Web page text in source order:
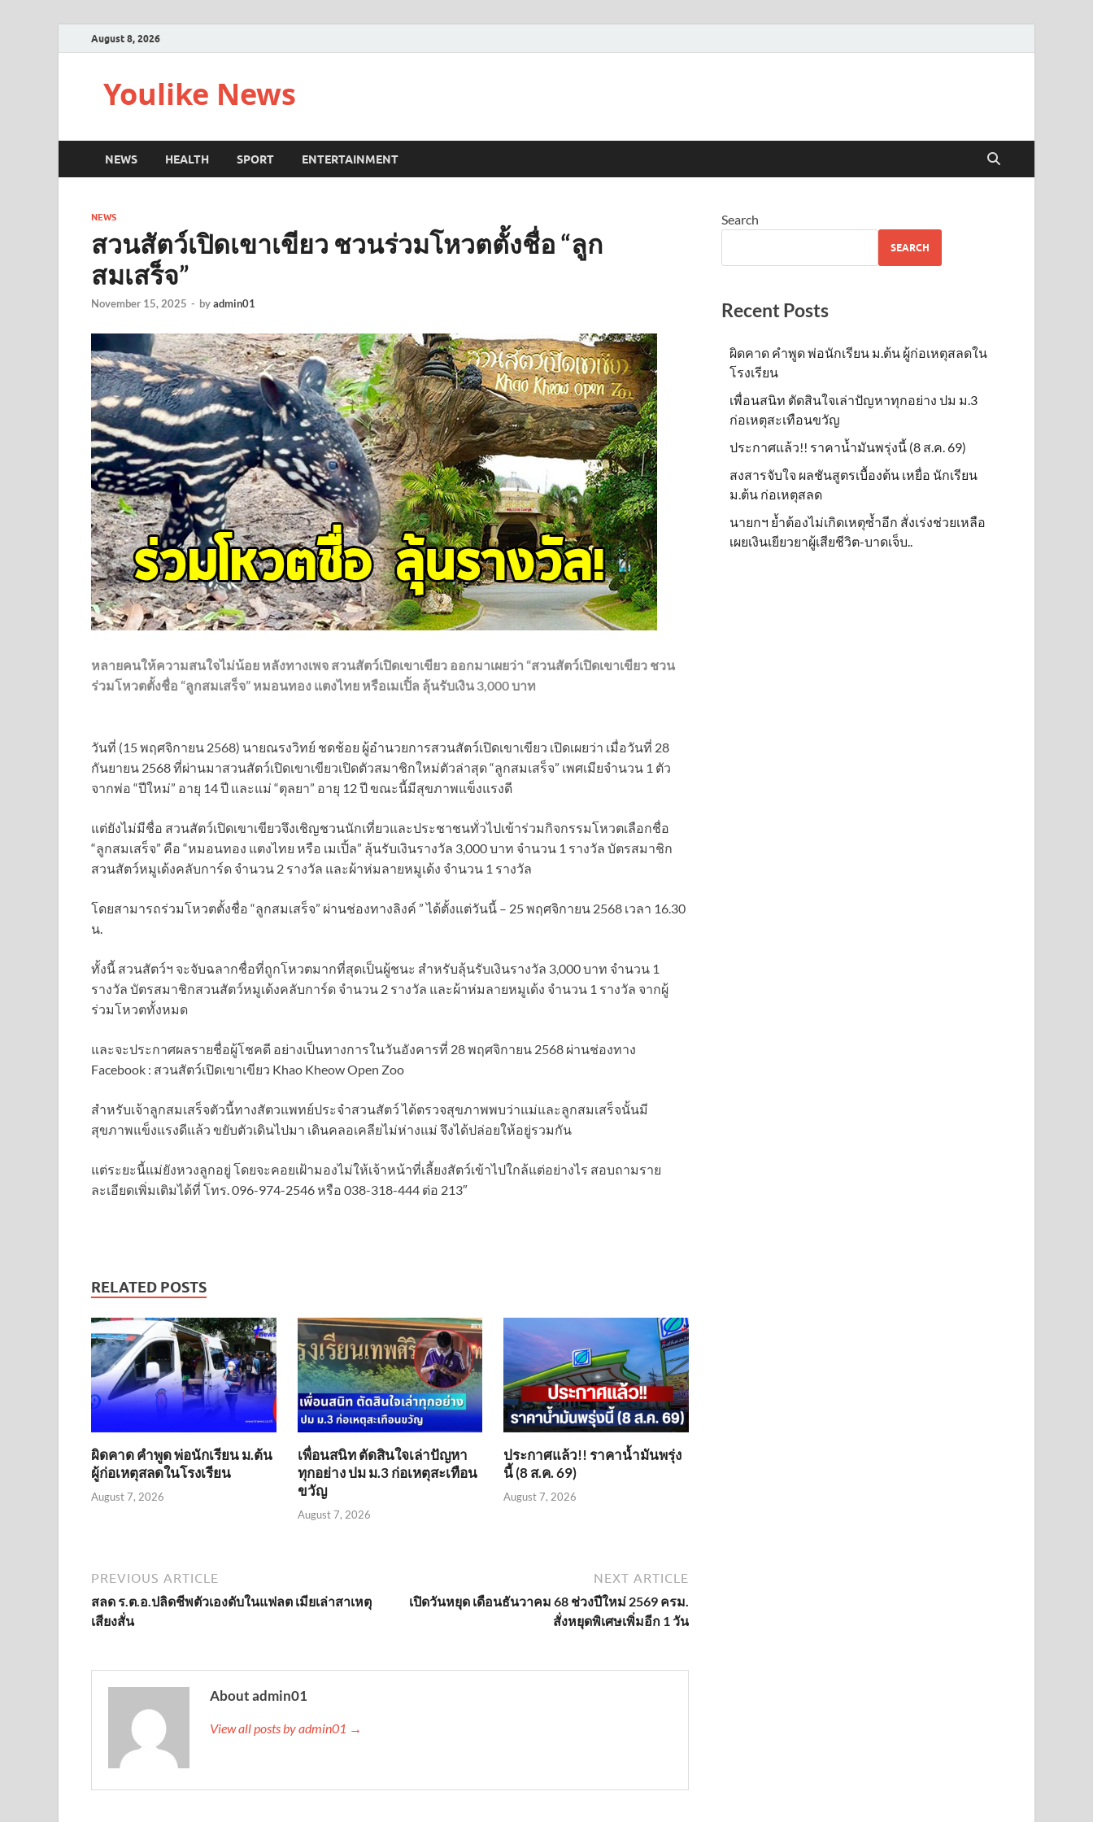
August 8, 2026
Youlike News
NEWS HEALTH SPORT ENTERTAINMENT
NEWS
สวนสัตว์เปิดเขาเขียว ชวนร่วมโหวตตั้งชื่อ “ลูก
สมเสร็จ”
November 15, 2025 - byadmin01
หลายคนให้ความสนใจไม่น้อย หลังทางเพจ สวนสัตว์เปิดเขาเขียว ออกมาเผยว่า “สวนสัตว์เปิดเขาเขียว ชวน
ร่วมโหวตตั้งชื่อ “ลูกสมเสร็จ” หมอนทอง แตงไทย หรือเมเปิ้ล ลุ้นรับเงิน 3,000 บาท
วันที่ (15 พฤศจิกายน 2568) นายณรงวิทย์ ชดช้อย ผู้อำนวยการสวนสัตว์เปิดเขาเขียว เปิดเผยว่า เมื่อวันที่ 28
กันยายน 2568 ที่ผ่านมาสวนสัตว์เปิดเขาเขียวเปิดตัวสมาชิกใหม่ตัวล่าสุด “ลูกสมเสร็จ” เพศเมียจำนวน 1 ตัว
จากพ่อ “ปีใหม่” อายุ 14 ปี และแม่ “ตุลยา” อายุ 12 ปี ขณะนี้มีสุขภาพแข็งแรงดี
แต่ยังไม่มีชื่อ สวนสัตว์เปิดเขาเขียวจึงเชิญชวนนักเที่ยวและประชาชนทั่วไปเข้าร่วมกิจกรรมโหวตเลือกชื่อ
“ลูกสมเสร็จ” คือ “หมอนทอง แตงไทย หรือ เมเปิ้ล” ลุ้นรับเงินรางวัล 3,000 บาท จำนวน 1 รางวัล บัตรสมาชิก
สวนสัตว์หมูเด้งคลับการ์ด จำนวน 2 รางวัล และผ้าห่มลายหมูเด้ง จำนวน 1 รางวัล
โดยสามารถร่วมโหวตตั้งชื่อ “ลูกสมเสร็จ” ผ่านช่องทางลิงค์ ” ได้ตั้งแต่วันนี้ – 25 พฤศจิกายน 2568 เวลา 16.30
น.
ทั้งนี้ สวนสัตว์ฯ จะจับฉลากชื่อที่ถูกโหวตมากที่สุดเป็นผู้ชนะ สำหรับลุ้นรับเงินรางวัล 3,000 บาท จำนวน 1
รางวัล บัตรสมาชิกสวนสัตว์หมูเด้งคลับการ์ด จำนวน 2 รางวัล และผ้าห่มลายหมูเด้ง จำนวน 1 รางวัล จากผู้
ร่วมโหวตทั้งหมด
และจะประกาศผลรายชื่อผู้โชคดี อย่างเป็นทางการในวันอังคารที่ 28 พฤศจิกายน 2568 ผ่านช่องทาง
Facebook : สวนสัตว์เปิดเขาเขียว Khao Kheow Open Zoo
สำหรับเจ้าลูกสมเสร็จตัวนี้ทางสัตวแพทย์ประจำสวนสัตว์ ได้ตรวจสุขภาพพบว่าแม่และลูกสมเสร็จนั้นมี
สุขภาพแข็งแรงดีแล้ว ขยับตัวเดินไปมา เดินคลอเคลียไม่ห่างแม่ จึงได้ปล่อยให้อยู่รวมกัน
แต่ระยะนี้แม่ยังหวงลูกอยู่ โดยจะคอยเฝ้ามองไม่ให้เจ้าหน้าที่เลี้ยงสัตว์เข้าไปใกล้แต่อย่างไร สอบถามราย
ละเอียดเพิ่มเติมได้ที่ โทร. 096-974-2546 หรือ 038-318-444 ต่อ 213″
RELATED POSTS
ผิดคาด คำพูด พ่อนักเรียน ม.ต้น
ผู้ก่อเหตุสลดในโรงเรียน
August 7, 2026
เพื่อนสนิท ตัดสินใจเล่าปัญหา
ทุกอย่าง ปม ม.3 ก่อเหตุสะเทือน
ขวัญ
August 7, 2026
ประกาศแล้ว!! ราคาน้ำมันพรุ่ง
นี้ (8 ส.ค. 69)
August 7, 2026
PREVIOUS ARTICLE
สลด ร.ต.อ.ปลิดชีพตัวเองดับในแฟลต เมียเล่าสาเหตุ
เสียงสั่น
NEXT ARTICLE
เปิดวันหยุด เดือนธันวาคม 68 ช่วงปีใหม่ 2569 ครม.
สั่งหยุดพิเศษเพิ่มอีก 1 วัน
About admin01
View all posts by admin01 →
Search
SEARCH
Recent Posts
ผิดคาด คำพูด พ่อนักเรียน ม.ต้น ผู้ก่อเหตุสลดใน
โรงเรียน
เพื่อนสนิท ตัดสินใจเล่าปัญหาทุกอย่าง ปม ม.3
ก่อเหตุสะเทือนขวัญ
ประกาศแล้ว!! ราคาน้ำมันพรุ่งนี้ (8 ส.ค. 69)
สงสารจับใจ ผลชันสูตรเบื้องต้น เหยื่อ นักเรียน
ม.ต้น ก่อเหตุสลด
นายกฯ ย้ำต้องไม่เกิดเหตุซ้ำอีก สั่งเร่งช่วยเหลือ
เผยเงินเยียวยาผู้เสียชีวิต-บาดเจ็บ..